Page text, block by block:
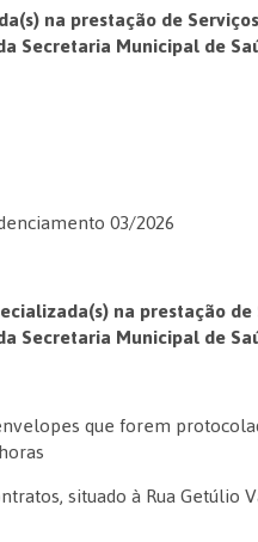
na prestação de
Secretaria Municipal de
03/2026
na prestação
Secretaria Municipal de
que forem
situado à Rua Getúlio